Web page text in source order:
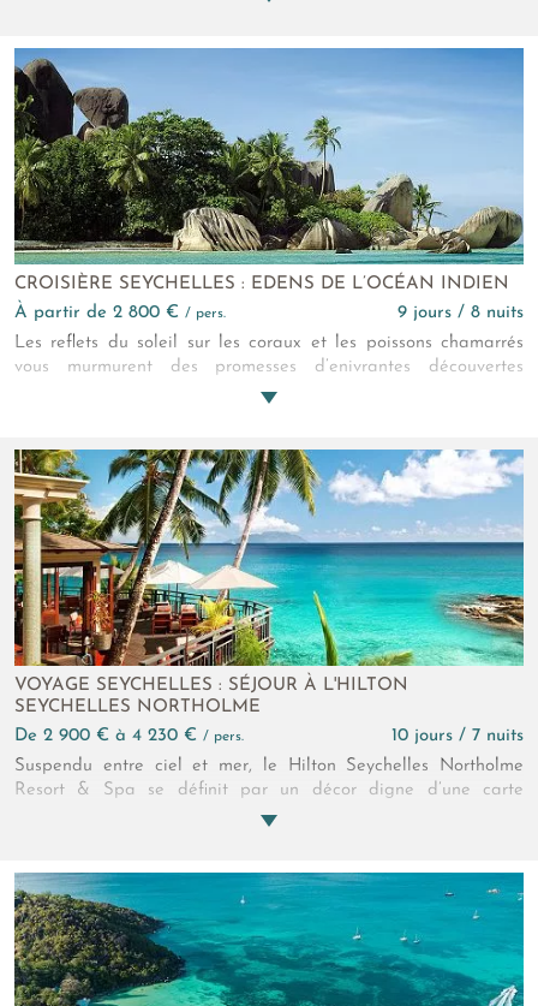
ressourcer...
CROISIÈRE SEYCHELLES : EDENS DE L’OCÉAN INDIEN
à partir de 2 800 € / pers.
9 jours / 8 nuits
Les reflets du soleil sur les coraux et les poissons chamarrés
vous murmurent des promesses d’enivrantes découvertes
marines. Un sable fin et des sculptures minérales vous
Bienvenue aux Seychelles….
VOYAGE SEYCHELLES : SÉJOUR À L'HILTON
SEYCHELLES NORTHOLME
de 2 900 € à 4 230 € / pers.
10 jours / 7 nuits
Suspendu entre ciel et mer, le Hilton Seychelles Northolme
Resort & Spa se définit par un décor digne d’une carte
postale. Chaque villa semble flotter au-dessus des eaux
Les saveurs créoles rencontrent la gastronomie internationale.
Un refuge rare pour les voyageurs en quête d’exception.